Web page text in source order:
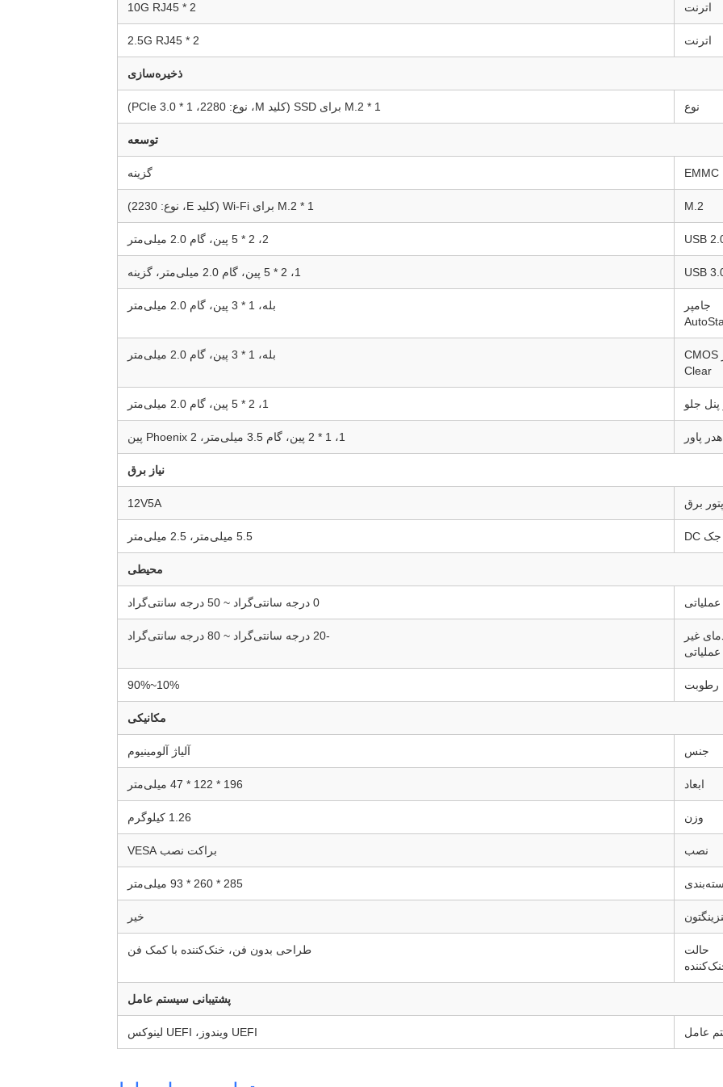
اترنت 2 * 10G RJ45
اترنت 2 * 2.5G RJ45
ذخیره‌سازی
نوع 1 * M.2 برای SSD (کلید M، نوع: 2280، PCIe 3.0 * 1)
توسعه
EMMC گزینه
M.2 1 * M.2 برای Wi-Fi (کلید E، نوع: 2230)
2، 2 * 5 پین، گام 2.0 میلی‌متر
1، 2 * 5 پین، گام 2.0 میلی‌متر، گزینه
جامپر
بله، 1 * 3 پین، گام 2.0 میلی‌متر
جامپر CMOS
Clear
بله، 1 * 3 پین، گام 2.0 میلی‌متر
پنل جلو 1، 2 * 5 پین، گام 2.0 میلی‌متر
هدر پاور 1، 1 * 2 پین، گام 3.5 میلی‌متر، Phoenix 2 پین
نیاز برق
برق 12V5A
جک DC 5.5 میلی‌متر، 2.5 میلی‌متر
محیطی
0 درجه سانتی‌گراد ~ 50 درجه سانتی‌گراد
غیر
عملیاتی
-20 درجه سانتی‌گراد ~ 80 درجه سانتی‌گراد
رطوبت 10%~90%
مکانیکی
جنس آلیاژ آلومینیوم
ابعاد 196 * 122 * 47 میلی‌متر
وزن 1.26 کیلوگرم
نصب براکت نصب VESA
285 * 260 * 93 میلی‌متر
خیر
حالت
طراحی بدون فن، خنک‌کننده با کمک فن
پشتیبانی سیستم عامل
عامل UEFI ویندوز، UEFI لینوکس